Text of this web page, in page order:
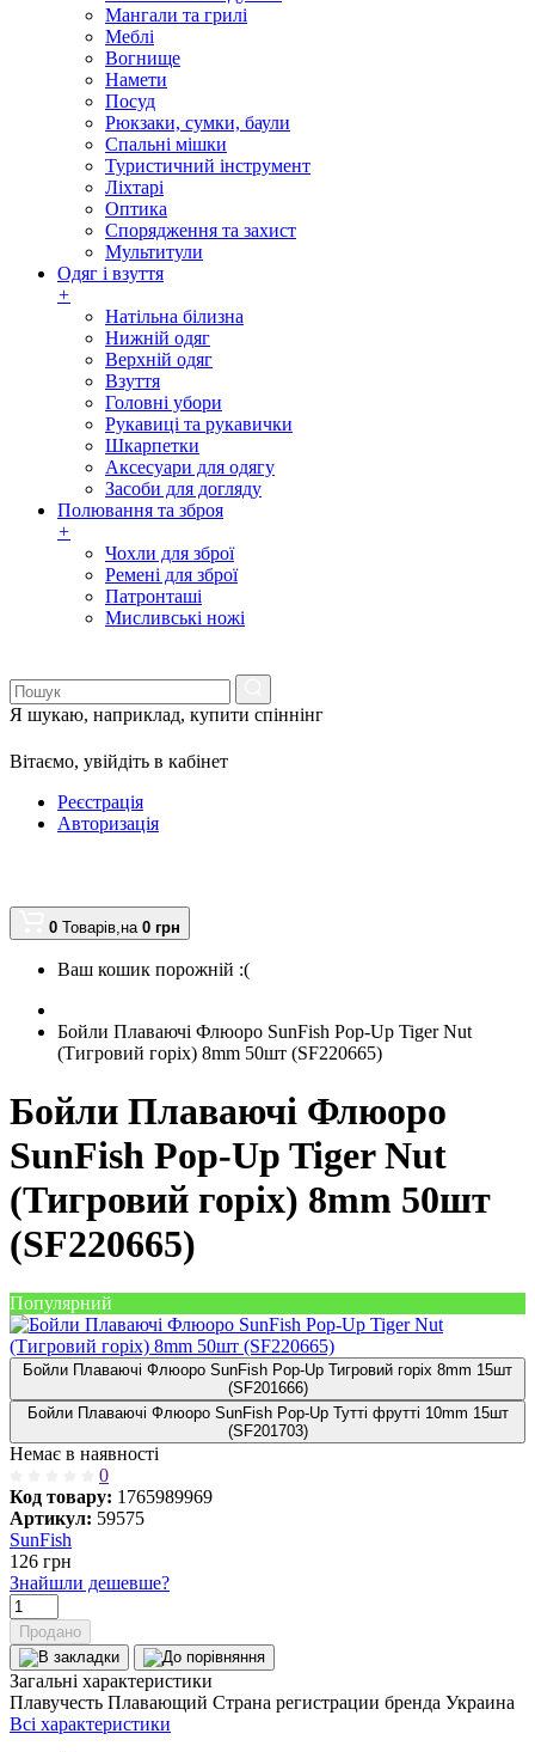
Мангали та грилі
Меблі
Вогнище
Намети
Посуд
Рюкзаки, сумки, баули
Спальні мішки
Туристичний інструмент
Ліхтарі
Оптика
Спорядження та захист
Мультитули
Одяг і взуття
+
Натільна білизна
Нижній одяг
Верхній одяг
Взуття
Головні убори
Рукавиці та рукавички
Шкарпетки
Аксесуари для одягу
Засоби для догляду
Полювання та зброя
+
Чохли для зброї
Ремені для зброї
Патронташі
Мисливські ножі
Я шукаю, наприклад, купити спіннінг
Вітаємо, увійдіть в кабінет
Реєстрація
Авторизація
0 Товарів,на 0 грн
Ваш кошик порожній :(
Бойли Плаваючі Флюоро SunFish Pop-Up Tiger Nut
(Тигровий горіх) 8mm 50шт (SF220665)
Бойли Плаваючі Флюоро
SunFish Pop-Up Tiger Nut
(Тигровий горіх) 8mm 50шт
(SF220665)
Популярний
Бойли Плаваючі Флюоро SunFish Pop-Up Тигровий горіх 8mm 15шт
(SF201666)
Бойли Плаваючі Флюоро SunFish Pop-Up Тутті фрутті 10mm 15шт
(SF201703)
Немає в наявності
0
Код товару: 1765989969
Артикул: 59575
SunFish
126 грн
Знайшли дешевше?
Продано
Загальні характеристики
Плавучесть Плавающий Страна регистрации бренда Украина
Всі характеристики